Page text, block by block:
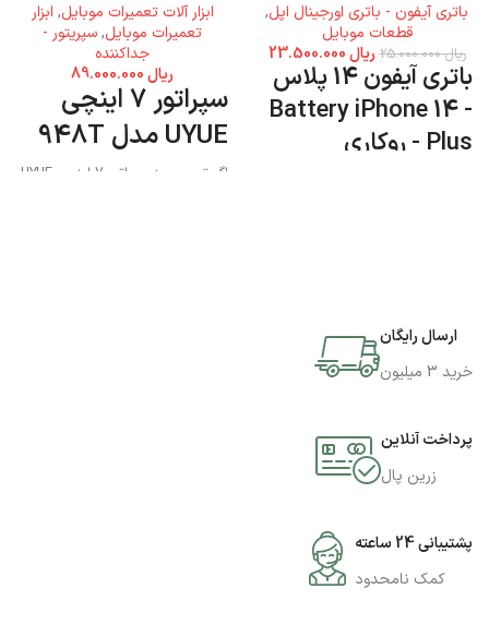
باتری آیفون - باتری اورجینال اپل,
قطعات موبایل
ریال25.000.000 ریال
باتری آیفون 14 پلاس
- Battery iPhone 14
Plus - روکاری
ابزار آلات تعمیرات موبایل, ابزار
تعمیرات موبایل,سپریتور -
جداکننده
ریال
سپراتور 7 اینچی
UYUE مدل 948T
اگر تصمیم به سپراتور 7 اینچی UYUE
ارسال رایگان
خرید 3 میلیون
پرداخت آنلاین
زرین پال
پشتیبانی 24 ساعته
کمک نامحدود